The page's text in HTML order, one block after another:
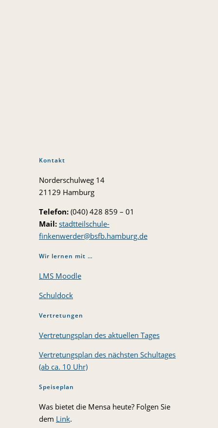
Kontakt
Norderschulweg 14
21129 Hamburg
Telefon: (040) 428 859 – 01
Mail: stadtteilschule-
finkenwerder@bsfb.hamburg.de
Wir lernen mit …
LMS Moodle
Schuldock
Vertretungen
Vertretungsplan des aktuellen Tages
Vertretungsplan des nächsten Schultages
(ab ca. 10 Uhr)
Speiseplan
Was bietet die Mensa heute? Folgen Sie
dem Link.